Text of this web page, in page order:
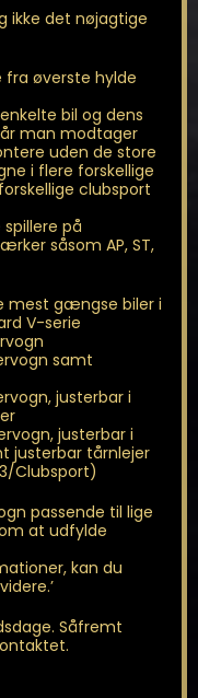
ikke det nøjagtige
fra øverste hylde
bil og dens
man modtager
uden de store
i flere forskellige
clubsport
på
såsom AP, ST,
mest gængse biler i
V-serie
samt
justerbar i
justerbar i
justerbar tårnlejer
Clubsport)
passende til lige
at udfylde
kan du
Såfremt